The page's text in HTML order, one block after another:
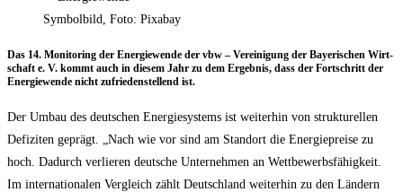
Symbolbild, Foto: Pixabay
Das 14. Moni­to­ring der Ener­gie­wen­de der vbw – Ver­ei­ni­gung der Baye­ri­schen Wirt­
schaft e. V. kommt auch in die­sem Jahr zu dem Ergeb­nis, dass der Fort­schritt der
Ener­gie­wen­de nicht zufrie­den­stel­lend ist.
Der Umbau des deut­schen Ener­gie­sys­tems ist wei­ter­hin von struk­tu­rel­len
Defi­zi­ten geprägt. „Nach wie vor sind am Stand­ort die Ener­gie­prei­se zu
hoch. Dadurch ver­lie­ren deut­sche Unter­neh­men an Wett­be­werbs­fä­hig­keit.
Im inter­na­tio­na­len Ver­gleich zählt Deutsch­land wei­ter­hin zu den Län­dern